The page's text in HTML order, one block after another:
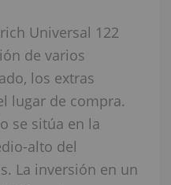
Universal 122
de varios
los extras
lugar de compra.
se sitúa en la
alto del
La inversión en un